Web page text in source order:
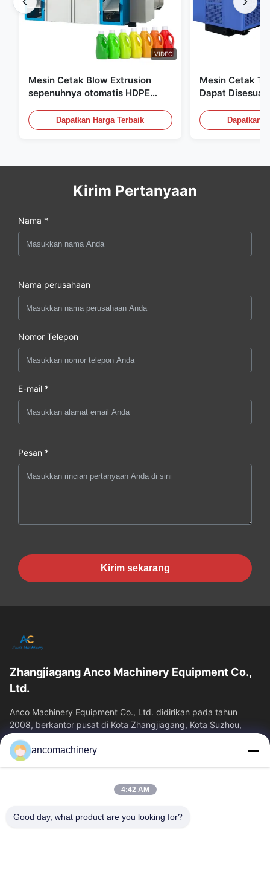
VIDEO
Mesin Cetak Blow Extrusion
sepenuhnya otomatis HDPE
Dapatkan Harga Terbaik
Mesin Cetak
Dapat
60L
Dapatkan
Kirim Pertanyaan
Nama *
Nama perusahaan
Nomor Telepon
E-mail *
Pesan *
Kirim sekarang
Zhangjiagang Anco Machinery Equipment Co.,
Ltd.
Anco Machinery Equipment Co., Ltd. didirikan pada tahun
2008, berkantor pusat di Kota Zhangjiagang, Kota Suzhou,
Provinsi Jiangsu. Ini adalah...
Tautan Cepat
Tentang Kita
Wisata Pabrik
Kontrol Kualitas
ancomachinery
4:42 AM
Good day, what product are you looking for?